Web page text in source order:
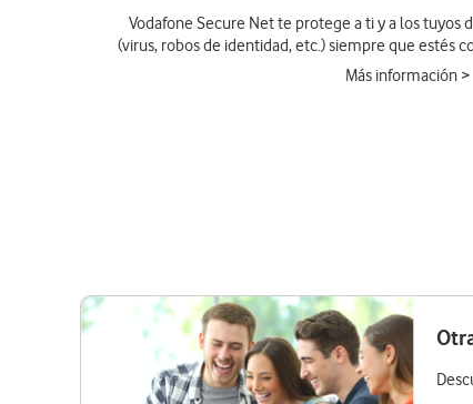
Vodafone Secure Net te protege a ti y a los tuyos
(virus, robos de identidad, etc.) siempre que estés
Más información >